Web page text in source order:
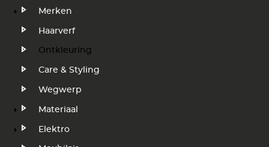
Hoofdnavigatie
Merken
Haarverf
Ontkleuring
Care & Styling
Wegwerp
Materiaal
Elektro